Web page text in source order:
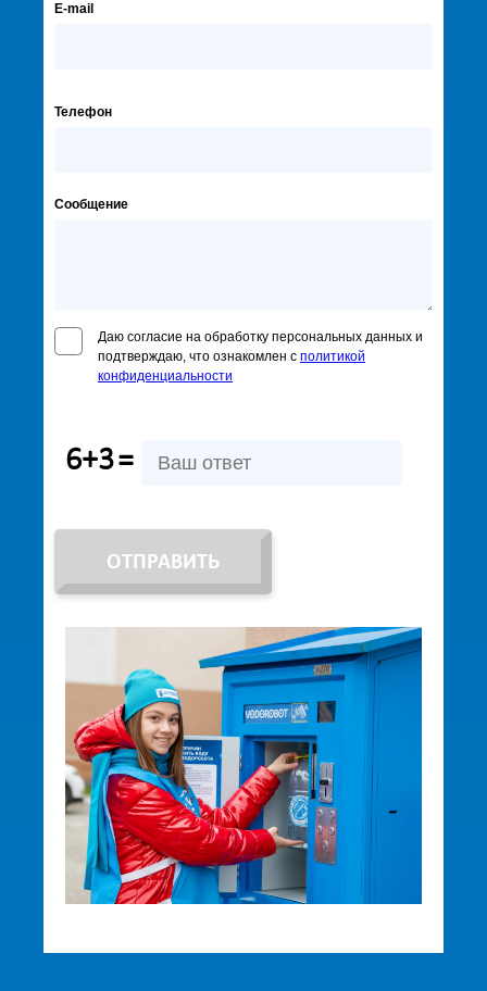
E-mail
Телефон
Сообщение
Даю согласие на обработку персональных данных и
подтверждаю, что ознакомлен с политикой
конфиденциальности
6+3=
ОТПРАВИТЬ